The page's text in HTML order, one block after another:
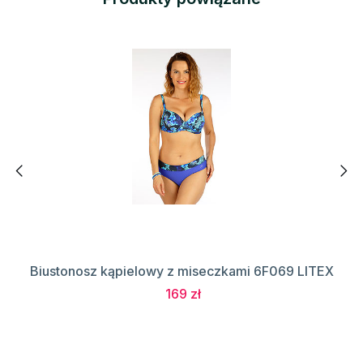
Biustonosz kąpielowy z miseczkami 6F069 LITEX
169 zł